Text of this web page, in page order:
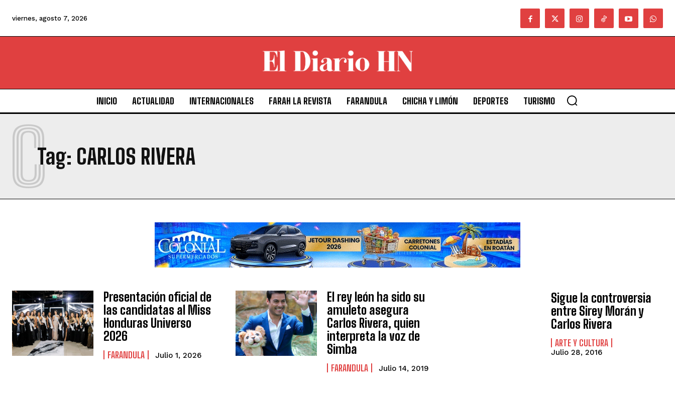
viernes, agosto 7, 2026
INICIO ACTUALIDAD INTERNACIONALES FARAH LA REVISTA FARANDULA CHICHA Y LIMÓN DEPORTES TURISMO
Tag: CARLOS RIVERA
C
Presentación oficial de
las candidatas al Miss
Honduras Universo
2026
FARANDULA Julio 1, 2026
El rey león ha sido su
amuleto asegura
Carlos Rivera, quien
interpreta la voz de
Simba
FARANDULA Julio 14, 2019
Sigue la controversia
entre Sirey Morán y
Carlos Rivera
ARTE Y CULTURA
Julio 28, 2016